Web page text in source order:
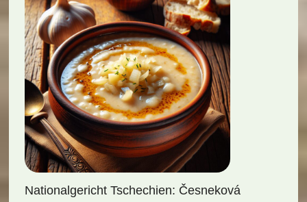
Nationalgericht Tschechien: Česneková